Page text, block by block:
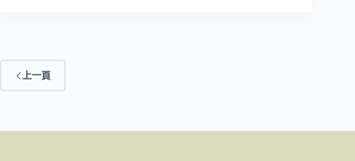
上一頁